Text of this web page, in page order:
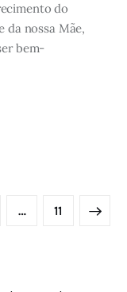
do
da nossa Mãe,
bem-
… PAGE
11
>